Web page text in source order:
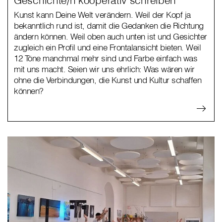
Kunst kann Deine Welt verändern. Weil der Kopf ja
bekanntlich rund ist, damit die Gedanken die Richtung
ändern können. Weil oben auch unten ist und Gesichter
zugleich ein Profil und eine Frontalansicht bieten. Weil
12 Töne manchmal mehr sind und Farbe einfach was
mit uns macht. Seien wir uns ehrlich: Was wären wir
ohne die Verbindungen, die Kunst und Kultur schaffen
können?